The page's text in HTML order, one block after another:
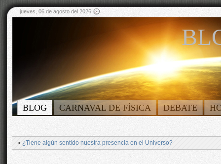
jueves, 06 de agosto del 2026
BLOG CARNAVAL DE FÍSICA DEBATE
« ¿Tiene algún sentido nuestra presencia en el Universo?